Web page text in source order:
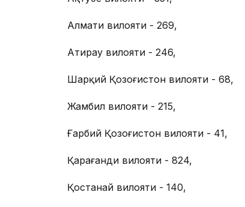
Алмати вилояти - 269,
Атирау вилояти - 246,
Шарқий Қозоғистон вилояти - 68,
Жамбил вилояти - 215,
Ғарбий Қозоғистон вилояти - 41,
Қарағанди вилояти - 824,
Қостанай вилояти - 140,